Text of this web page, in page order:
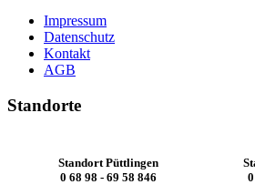
Impressum
Datenschutz
Kontakt
AGB
Standorte
Standort Püttlingen
0 68 98 - 69 58 846